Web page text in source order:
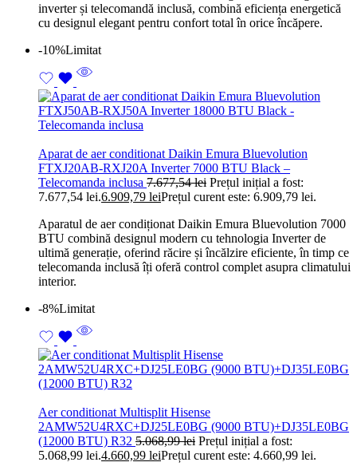
inverter și telecomandă inclusă, combină eficiența energetică
cu designul elegant pentru confort total în orice încăpere.
-10%Limitat
Aparat de aer conditionat Daikin Emura Bluevolution
FTXJ20AB-RXJ20A Inverter 7000 BTU Black –
Telecomanda inclusa 7.677,54lei Prețul inițial a fost:
7.677,54 lei.6.909,79 leiPrețul curent este: 6.909,79 lei.
Aparatul de aer condiționat Daikin Emura Bluevolution 7000
BTU combină designul modern cu tehnologia Inverter de
ultimă generație, oferind răcire și încălzire eficiente, în timp ce
telecomanda inclusă îți oferă control complet asupra climatului
interior.
-8%Limitat
Aer conditionat Multisplit Hisense
2AMW52U4RXC+DJ25LE0BG (9000 BTU)+DJ35LE0BG
(12000 BTU) R32 5.068,99lei Prețul inițial a fost:
5.068,99 lei.4.660,99 leiPrețul curent este: 4.660,99 lei.